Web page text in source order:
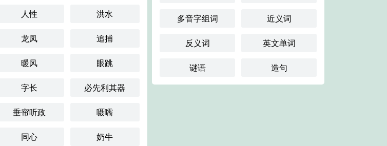
人性 洪水
龙凤 追捕
暖风 眼跳
字长 必先利其器
垂帘听政 嗫嚅
同心 奶牛
多音字组词 近义词
反义词 英文单词
谜语 造句